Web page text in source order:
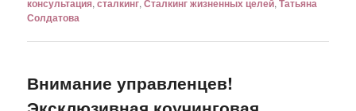
консультация сталкинг Сталкинг жизненных целей Татьяна
Солдатова
Внимание управленцев!